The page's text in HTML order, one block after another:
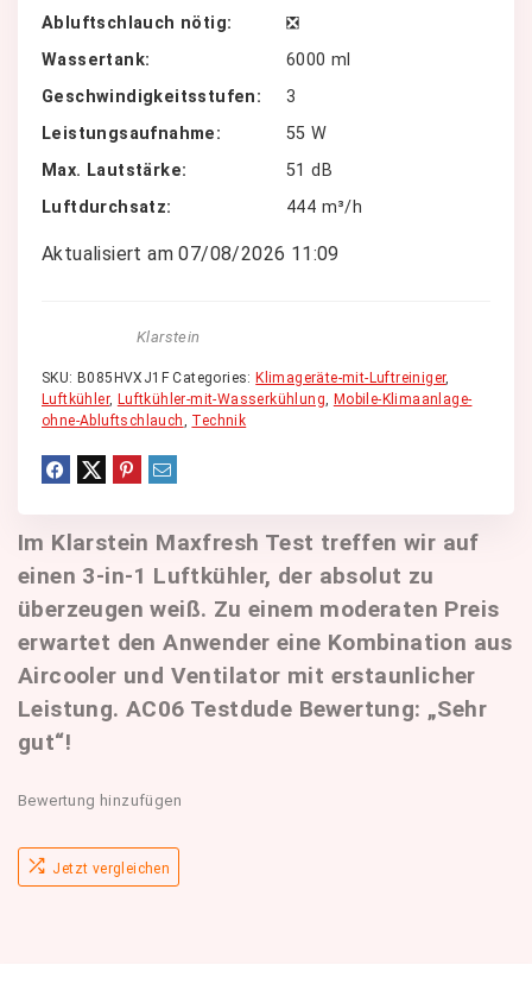
Abluftschlauch nötig
❎
Wassertank
6000 ml
Geschwindigkeitsstufen
3
Leistungsaufnahme
55 W
Max. Lautstärke
51 dB
Luftdurchsatz
444 m³/h
Aktualisiert am 07/08/2026 11:09
Klarstein
SKU: B085HVXJ1F Categories: Klimageräte-mit-Luftreiniger,
Luftkühler, Luftkühler-mit-Wasserkühlung, Mobile-Klimaanlage-
ohne-Abluftschlauch, Technik
Im Klarstein Maxfresh Test treffen wir auf
einen 3-in-1 Luftkühler, der absolut zu
überzeugen weiß. Zu einem moderaten Preis
erwartet den Anwender eine Kombination aus
Aircooler und Ventilator mit erstaunlicher
Leistung. AC06 Testdude Bewertung: „Sehr
gut“!
Bewertung hinzufügen
Jetzt vergleichen